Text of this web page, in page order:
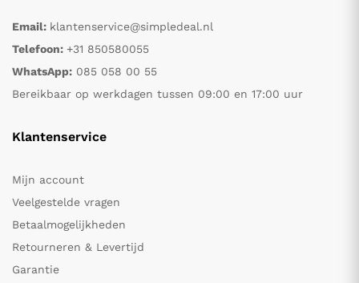
Email: klantenservice@simpledeal.nl
Telefoon: +31 850580055
WhatsApp: 085 058 00 55
Bereikbaar op werkdagen tussen 09:00 en 17:00 uur
Klantenservice
Mijn account
Veelgestelde vragen
Betaalmogelijkheden
Retourneren & Levertijd
Garantie